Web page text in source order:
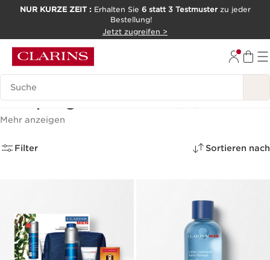
NUR KURZE ZEIT : Erhalten Sie 6 statt 3 Testmusterzu jeder
Bestellung!
Jetzt zugreifen >
Legende suchen
Hautpflege für Männer (13)
Mehr anzeigen
Filter Sortieren nach